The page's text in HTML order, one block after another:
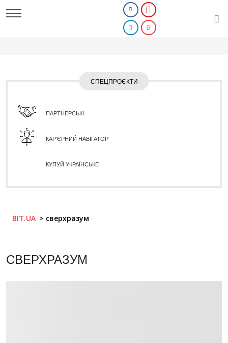
СПЕЦПРОЄКТИ
ПАРТНЕРСЬКІ
КАР'ЄРНИЙ НАВІГАТОР
КУПУЙ УКРАЇНСЬКЕ
BIT.UA сверхразум
СВЕРХРАЗУМ